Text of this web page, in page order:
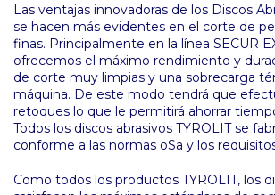
Las ventajas innovadoras de los Discos
se hacen más evidentes en el corte de
finas. Principalmente en la línea SECUR
ofrecemos el máximo rendimiento y
de corte muy limpias y una sobrecarga
máquina. De este modo tendrá que
retoques lo que le permitirá ahorrar
Todos los discos abrasivos TYROLIT se
conforme a las normas oSa y los
Como todos los productos TYROLIT, los